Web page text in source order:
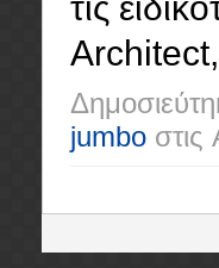
jumbo στις